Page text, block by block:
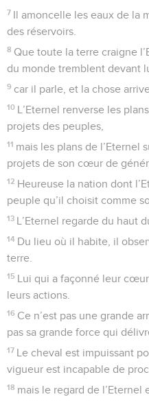
7 Il amoncelle les eaux de la
des réservoirs.
8 Que toute la terre craigne
du monde tremblent devant
9 car il parle, et la chose
10 L’Eternel renverse les
projets des peuples,
11 mais les plans de l’Eternel
projets de son cœur de
12 Heureuse la nation dont
peuple qu’il choisit comme
13 L’Eternel regarde du haut
14 Du lieu où il habite, il
terre.
15 Lui qui a façonné leur
leurs actions.
16 Ce n’est pas une grande
pas sa grande force qui
17 Le cheval est impuissant
vigueur est incapable de
18 mais le regard de l’Eternel